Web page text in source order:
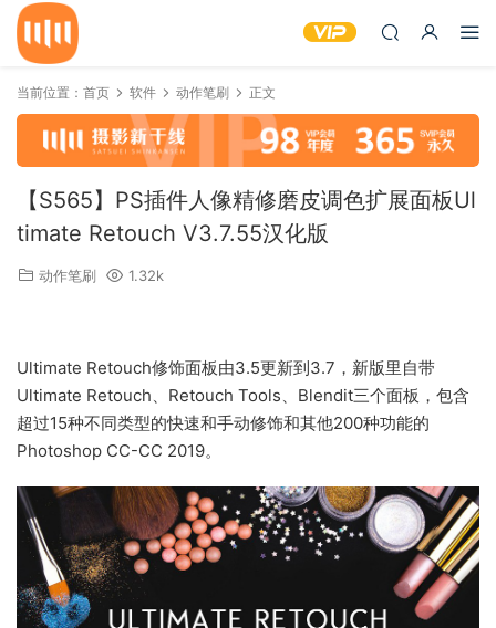
当前位置： 首页 软件 动作笔刷 正文
【S565】PS插件人像精修磨皮调色扩展面板Ul
timate Retouch V3.7.55汉化版
动作笔刷 1.32k
Ultimate Retouch修饰面板由3.5更新到3.7，新版里自带
Ultimate Retouch、Retouch Tools、Blendit三个面板，包含
超过15种不同类型的快速和手动修饰和其他200种功能的
Photoshop CC-CC 2019。